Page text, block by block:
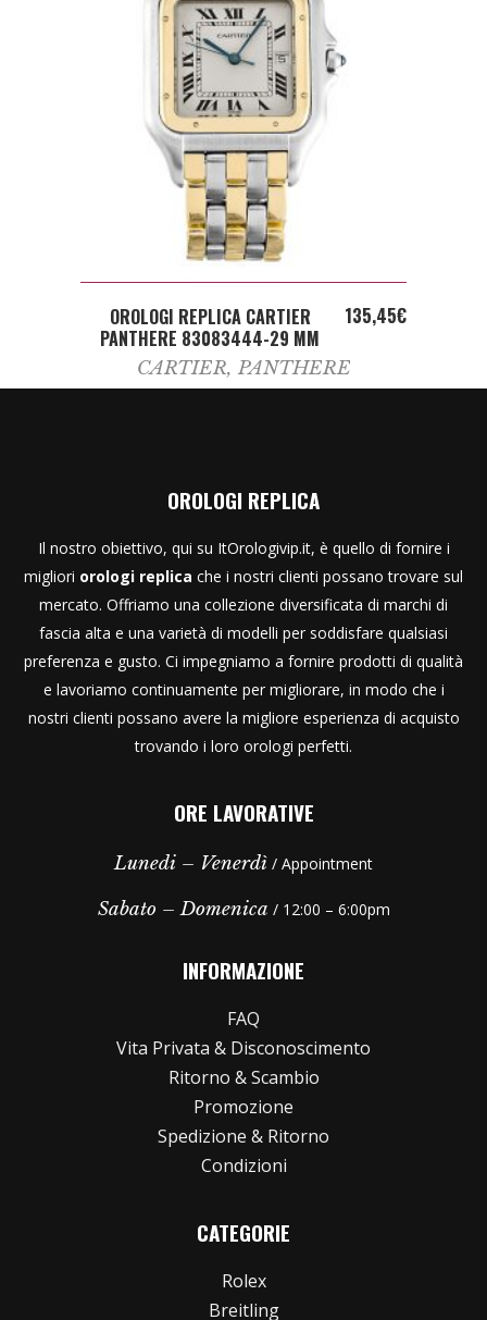
ADD TO CART
OROLOGI REPLICA CARTIER
PANTHERE 83083444-29 MM
135,45€
CARTIER, PANTHERE
OROLOGI REPLICA
Il nostro obiettivo, qui su ItOrologivip.it, è quello di fornire i
migliori orologi replica che i nostri clienti possano trovare sul
mercato. Offriamo una collezione diversificata di marchi di
fascia alta e una varietà di modelli per soddisfare qualsiasi
preferenza e gusto. Ci impegniamo a fornire prodotti di qualità
e lavoriamo continuamente per migliorare, in modo che i
nostri clienti possano avere la migliore esperienza di acquisto
trovando i loro orologi perfetti.
ORE LAVORATIVE
Lunedi – Venerdì / Appointment
Sabato – Domenica / 12:00 – 6:00pm
INFORMAZIONE
FAQ
Vita Privata & Disconoscimento
Ritorno & Scambio
Promozione
Spedizione & Ritorno
Condizioni
CATEGORIE
Rolex
Breitling